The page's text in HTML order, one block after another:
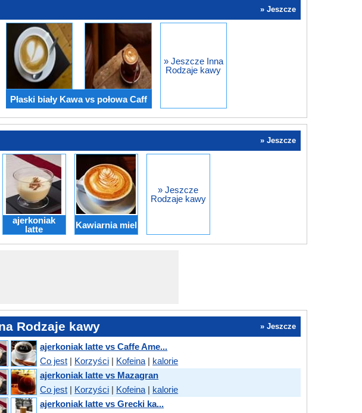
» Jeszcze
Płaski biały Kawa vs połowa Caff
» Jeszcze Inna
Rodzaje kawy
» Jeszcze
ajerkoniak
latte
Kawiarnia miel
» Jeszcze
Rodzaje kawy
Rodzaje kawy » Jeszcze
ajerkoniak latte vs Caffe Ame...
Co jest | Korzyści | Kofeina | kalorie
ajerkoniak latte vs Mazagran
Co jest | Korzyści | Kofeina | kalorie
ajerkoniak latte vs Grecki ka...